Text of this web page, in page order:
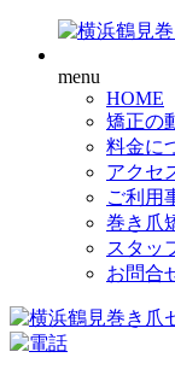
menu
HOME
矯正の
料金に
アクセ
ご利用
巻き爪
スタッ
お問合